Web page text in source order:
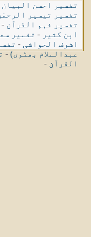
تفسیر احسن البیان
تفسیر تیسیر
تفسیر فہم القرآن -
ابن کثیر - تفسیر
اشرف الحواشی -
عبدالسلام بھٹوی)-
القرآن -